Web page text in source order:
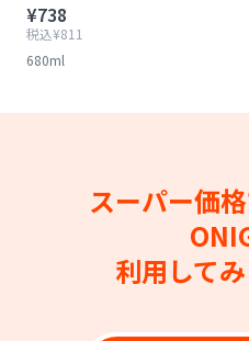
¥738
税込¥811
680ml
スーパー価
利用して